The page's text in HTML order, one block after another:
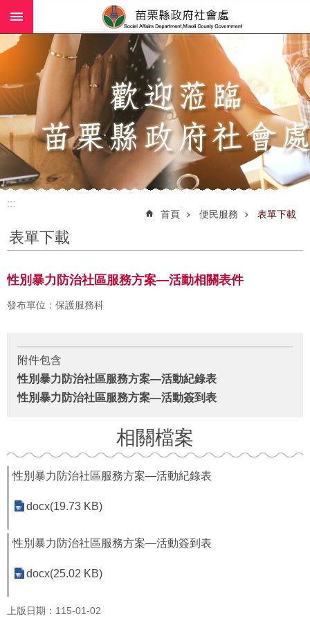
跳到主要內容區塊
進
業
務
介
社
(師)
服
政
府
公
開
法
公
欄
民
務
社
會
:::
首頁 便民服務 表單下載
表單下載
性別暴力防治社區服務方案—活動相關表件
發布單位：保護服務科
附件包含
性別暴力防治社區服務方案—活動紀錄表
性別暴力防治社區服務方案—活動簽到表
相關檔案
性別暴力防治社區服務方案—活動紀錄表
docx(19.73 KB)
性別暴力防治社區服務方案—活動簽到表
docx(25.02 KB)
上版日期：115-01-02